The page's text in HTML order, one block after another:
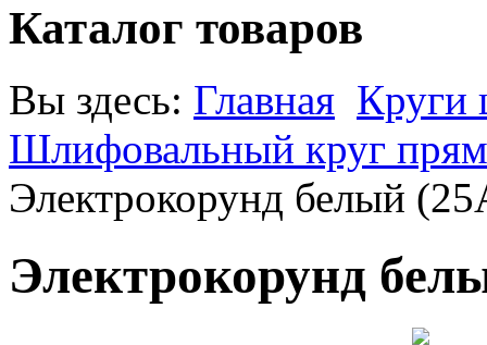
Каталог товаров
Вы здесь: Главная Круги
Шлифовальный круг
Электрокорунд белый
Электрокорунд